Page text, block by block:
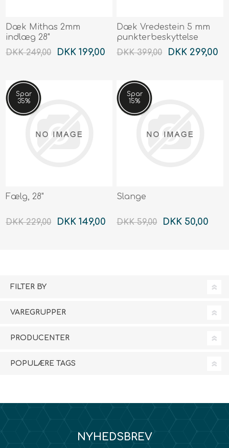
Dæk Mithas 2mm
indlæg 28"
DKK 249,00
DKK 199,00
Dæk Vredestein 5 mm
punkterbeskyttelse
DKK 399,00
DKK 299,00
Spar
35%
Fælg, 28"
DKK 229,00 DKK 149,00
Spar
15%
Slange
DKK 59,00 DKK 50,00
FILTER BY
VAREGRUPPER
PRODUCENTER
POPULÆRE TAGS
NYHEDSBREV